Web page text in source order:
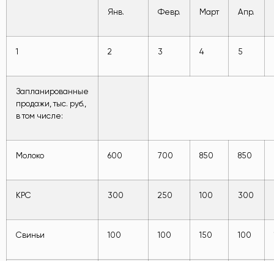
Янв. Февр. Март Апр.
1 2 3 4 5
Запланированные
продажи, тыс. руб.,
в том числе:
Молоко 600 700 850 850
КРС 300 250 100 300
Свиньи 100 100 150 100